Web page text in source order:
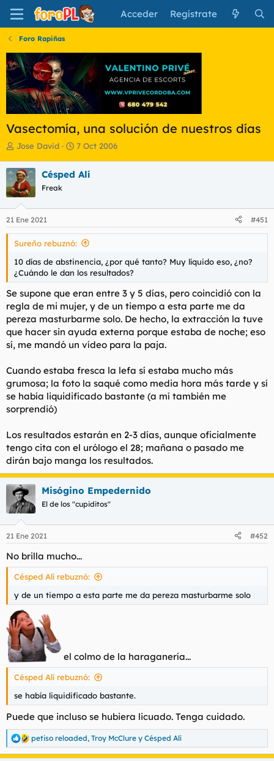
Acceder Regístrate
Foro Rapiñas
Vasectomía, una solución de nuestros días
I
i
c
i
a
d
o
r
d
l
t
m
a
Jose David
F
h
e
n
i
i
o
7 Oct 2006
Césped Alí
Freak
21 Ene 2021 #451
Sureño rebuznó:
10 días de abstinencia, ¿por qué tanto? Muy líquido eso, ¿no?
¿Cuándo le dan los resultados?
Se supone que eran entre 3 y 5 días, pero coincidió con la
regla de mi mujer, y de un tiempo a esta parte me da
pereza masturbarme solo. De hecho, la extracción la tuve
que hacer sin ayuda externa porque estaba de noche; eso
sí, me mandó un vídeo para la paja.
Cuando estaba fresca la lefa sí estaba mucho más
grumosa; la foto la saqué como media hora más tarde y sí
se había liquidificado bastante (a mí también me
sorprendió)
Los resultados estarán en 2-3 días, aunque oficialmente
tengo cita con el urólogo el 28; mañana o pasado me
dirán bajo manga los resultados.
Misógino Empedernido
El de los "cupiditos"
21 Ene 2021 #452
No brilla mucho...
Césped Alí rebuznó:
y de un tiempo a esta parte me da pereza masturbarme solo
el colmo de la haraganería...
Césped Alí rebuznó:
se había liquidificado bastante.
Puede que incluso se hubiera licuado. Tenga cuidado.
R
e
petiso reloaded, Troy McClure y Césped Alí